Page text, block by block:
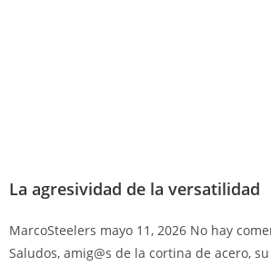
La agresividad de la versatilidad
MarcoSteelers mayo 11, 2026 No hay
Saludos, amig@s de la cortina de acero,